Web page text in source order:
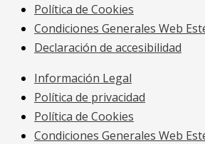
Política de Cookies
Condiciones Generales Web
Declaración de accesibilidad
Información Legal
Política de privacidad
Política de Cookies
Condiciones Generales Web